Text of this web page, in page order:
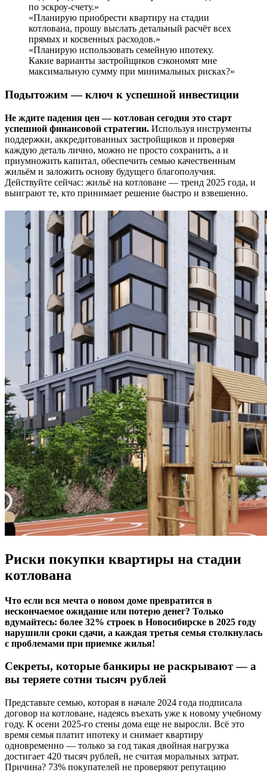
по эскроу-счету.»
«Планирую приобрести квартиру на стадии
котлована, прошу выслать детальный расчёт всех
прямых и косвенных расходов.»
«Планирую использовать семейную ипотеку.
Какие варианты застройщиков сэкономят мне
максимальную сумму при минимальных рисках?»
Подытожим — ключ к успешной инвестиции
Не ждите падения цен — котлован сегодня это старт
успешной финансовой стратегии. Используя инструменты
поддержки, аккредитованных застройщиков и проверяя
каждую деталь лично, можно не просто сохранить, а и
приумножить капитал, обеспечить семью качественным
жильём и заложить основу будущего благополучия.
Действуйте сейчас: жильё на котловане — тренд 2025 года, и
выиграют те, кто принимает решение быстро и взвешенно.
Риски покупки квартиры на стадии
котлована
Что если вся мечта о новом доме превратится в
нескончаемое ожидание или потерю денег? Только
вдумайтесь: более 32% строек в Новосибирске в 2025 году
нарушили сроки сдачи, а каждая третья семья столкнулась
с проблемами при приемке жилья!
Секреты, которые банкиры не раскрывают — а
вы теряете сотни тысяч рублей
Представьте семью, которая в начале 2024 года подписала
договор на котловане, надеясь въехать уже к новому учебному
году. К осени 2025-го стены дома еще не выросли. Всё это
время семья платит ипотеку и снимает квартиру
одновременно — только за год такая двойная нагрузка
достигает 420 тысяч рублей, не считая моральных затрат.
Причина? 73% покупателей не проверяют репутацию